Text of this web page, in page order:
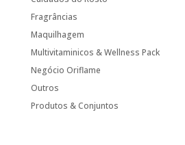
Fragrâncias
Maquilhagem
Multivitaminicos & Wellness Pack
Negócio Oriflame
Outros
Produtos & Conjuntos